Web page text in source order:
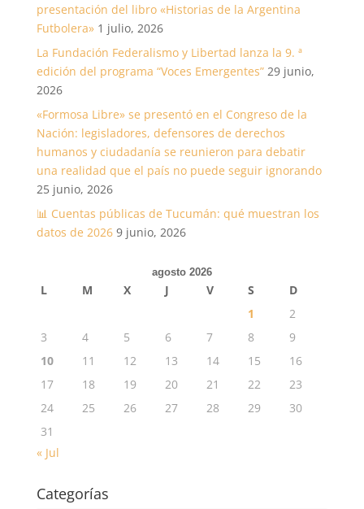
presentación del libro «Historias de la Argentina
Futbolera» 1 julio, 2026
La Fundación Federalismo y Libertad lanza la 9. ª
edición del programa “Voces Emergentes” 29 junio,
2026
«Formosa Libre» se presentó en el Congreso de la
Nación: legisladores, defensores de derechos
humanos y ciudadanía se reunieron para debatir
una realidad que el país no puede seguir ignorando
25 junio, 2026
📊 Cuentas públicas de Tucumán: qué muestran los
datos de 2026 9 junio, 2026
agosto 2026
L M X J V S
D
1
2
3
4 5 6 7 8
9
10
11 12 13 14 15
16
17
18 19 20 21 22
23
24
25 26 27 28 29
30
31
« Jul
Categorías